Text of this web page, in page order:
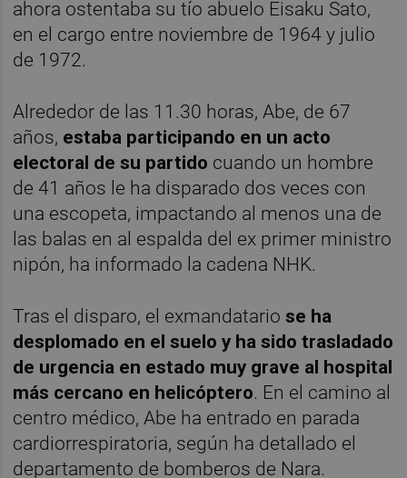
ahora ostentaba su tío abuelo Eisaku Sato,
en el cargo entre noviembre de 1964 y julio
de 1972.
Alrededor de las 11.30 horas, Abe, de 67
años, estaba participando en un acto
electoral de su partido cuando un hombre
de 41 años le ha disparado dos veces con
una escopeta, impactando al menos una de
las balas en al espalda del ex primer ministro
nipón, ha informado la cadena NHK.
Tras el disparo, el exmandatariose ha
desplomado en el suelo y ha sido trasladado
de urgencia en estado muy grave al hospital
más cercano en helicóptero. En el camino al
centro médico, Abe ha entrado en parada
cardiorrespiratoria, según ha detallado el
departamento de bomberos de Nara.